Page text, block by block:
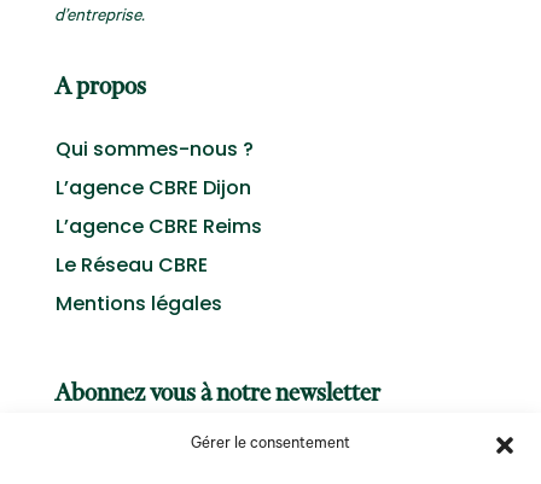
Gérer le consentement
d’entreprise.
A propos
Qui sommes-nous ?
L’agence CBRE Dijon
L’agence CBRE Reims
Le Réseau CBRE
Mentions légales
Abonnez vous à notre newsletter